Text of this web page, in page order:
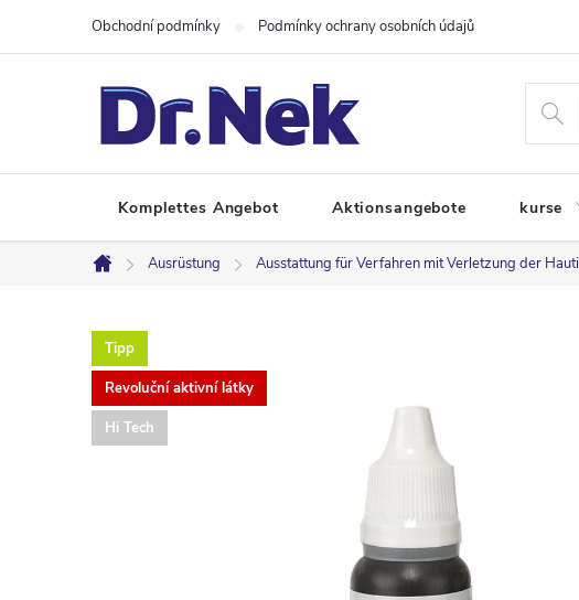
Obchodní podmínky Podmínky ochrany osobních údajů
Komplettes Angebot Aktionsangebote kurse
Startseite
Ausrüstung Ausstattung für Verfahren mit Verletzung der
Tipp
Revoluční aktivní látky
Hi Tech